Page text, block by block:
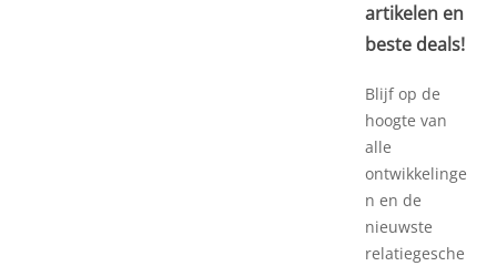
artikelen en
beste deals!
Blijf op de
hoogte van
alle
ontwikkelinge
n en de
nieuwste
relatiegesche